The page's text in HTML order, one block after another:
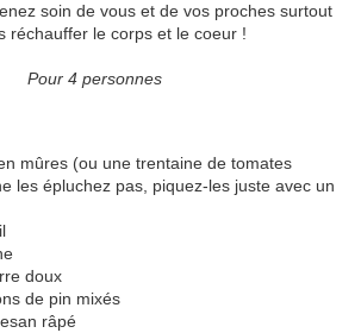
soin de vous et de vos proches surtout
réchauffer le corps et le coeur !
Pour 4 personnes
mûres (ou une trentaine de tomates
les épluchez pas, piquez-les juste avec un
doux
de pin mixés
râpé